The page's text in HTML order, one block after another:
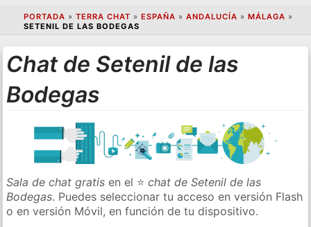
PORTADA » TERRA CHAT » ESPAÑA » ANDALUCÍA » MÁLAGA »
SETENIL DE LAS BODEGAS
Chat de Setenil de las
Bodegas
Sala de chat gratis en el ⭐chat de Setenil de las
Bodegas. Puedes seleccionar tu acceso en versión Flash
o en versión Móvil, en función de tu dispositivo.